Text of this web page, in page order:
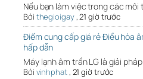
Nếu bạn làm việc trong các
Bởi thegioigay,21 giờ trước
Điểm cung cấp giá rẻ Điều hòa
hấp dẫn
Máy lạnh âm trần LG là giải
Bởi vinhphat, 21 giờ trước